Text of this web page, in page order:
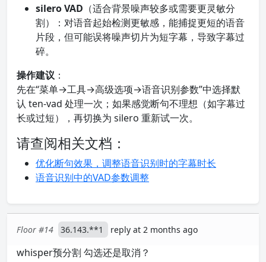
silero VAD （适合背景噪声较多或需要更灵敏分
割）：对语音起始检测更敏感，能捕捉更短的语音
片段，但可能误将噪声切片为短字幕，导致字幕过
碎。
操作建议 ：
先在“菜单→工具→高级选项→语音识别参数”中选择默
认 ten-vad 处理一次；如果感觉断句不理想（如字幕过
长或过短），再切换为 silero 重新试一次。
请查阅相关文档：
优化断句效果，调整语音识别时的字幕时长
语音识别中的VAD参数调整
Floor #14 36.143.**1 reply at 2 months ago
whisper预分割 勾选还是取消？